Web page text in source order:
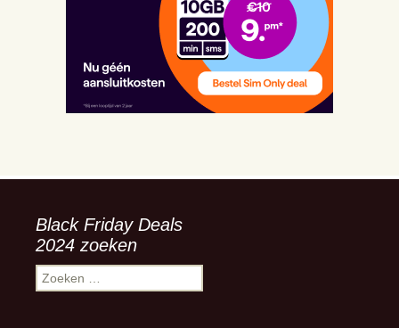
Black Friday Deals
2024 zoeken
Zoeken
naar: